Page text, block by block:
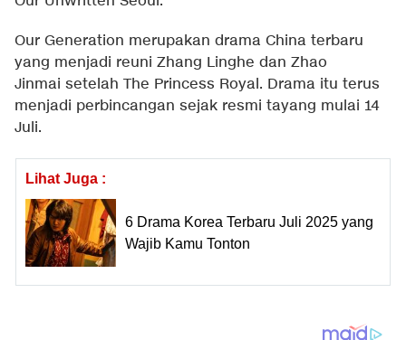
Our Generation merupakan drama China terbaru
yang menjadi reuni Zhang Linghe dan Zhao
Jinmai setelah The Princess Royal. Drama itu terus
menjadi perbincangan sejak resmi tayang mulai 14
Juli.
Lihat Juga :
6 Drama Korea Terbaru Juli 2025 yang
Wajib Kamu Tonton